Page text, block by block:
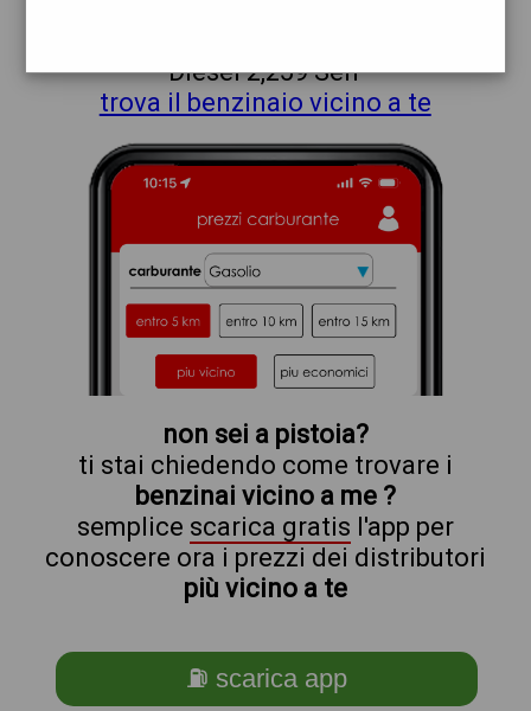
Diesel 2,259 Self
trova il benzinaio vicino a te
non sei a pistoia?
ti stai chiedendo come trovare i
benzinai vicino a me ?
semplice scarica gratis l'app per
conoscere ora i prezzi dei distributori
più vicino a te
⛽ scarica app